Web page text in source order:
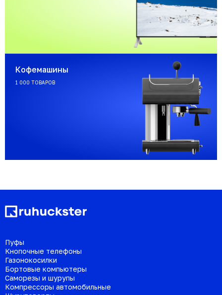
Кофемашины
1 000 ТОВАРОВ
Пуфы
Кнопочные телефоны
Газонокосилки
Бортовые компьютеры
Саморезы и шурупы
Компрессоры автомобильные